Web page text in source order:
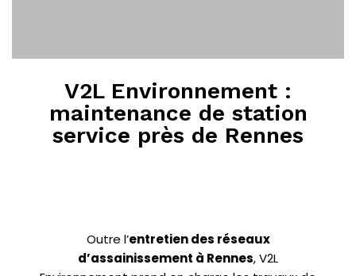
V2L Environnement :
maintenance de station
service près de Rennes
Outre l’entretien des réseaux
d’assainissement à Rennes, V2L